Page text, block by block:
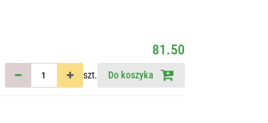
81.50
szt. Do koszyka